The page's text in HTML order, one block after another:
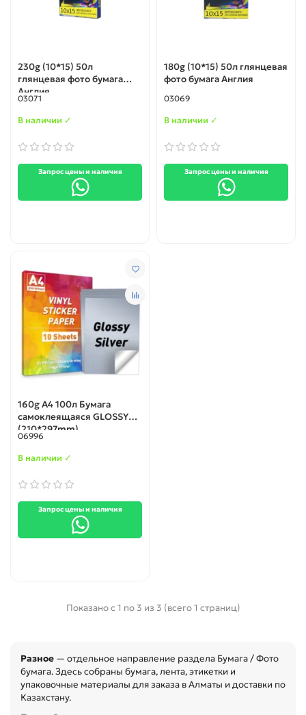
230g (10*15) 50л
глянцевая фото бумага
Англия
03071
В наличии ✓
Запрос цены и наличия
180g (10*15) 50л глянцевая
фото бумага Англия
03069
В наличии ✓
Запрос цены и наличия
160g А4 100л Бумага
самоклеящаяся GLOSSY
(210*297mm)
06996
В наличии ✓
Запрос цены и наличия
Показано с 1 по 3 из 3 (всего 1 страниц)
Разное — отдельное направление раздела Бумага / Фото
бумага. Здесь собраны бумага, лента, этикетки и
упаковочные материалы для заказа в Алматы и доставки по
Казахстану.